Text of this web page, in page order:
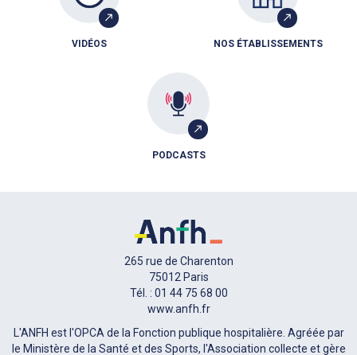
VIDÉOS NOS ÉTABLISSEMENTS
PODCASTS
265 rue de Charenton
75012 Paris
Tél. : 01 44 75 68 00
www.anfh.fr
L'ANFH est l'OPCA de la Fonction publique hospitalière. Agréée par
le Ministère de la Santé et des Sports, l'Association collecte et gère